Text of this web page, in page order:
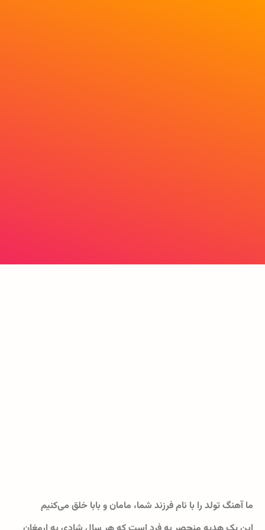
ما آهنگ تولد را با نام فرزند شما، مامان و بابا خلق می‌کنیم